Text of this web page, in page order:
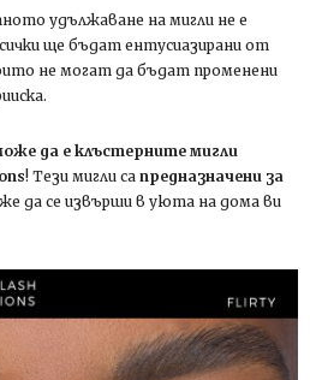
удължаване на мигли не е
ще бъдат ентусиазирани от
не могат да бъдат променени
да е клъстерните мигли
! Тези мигли са предназначени за
да се извърши в уюта на дома ви